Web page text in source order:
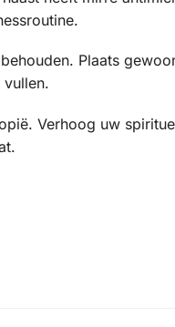
Plaats
Verhoog uw